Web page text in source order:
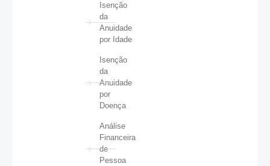
Isenção
da
Anuidade
por Idade
Isenção
da
Anuidade
por
Doença
Análise
Financeira
de
Pessoa